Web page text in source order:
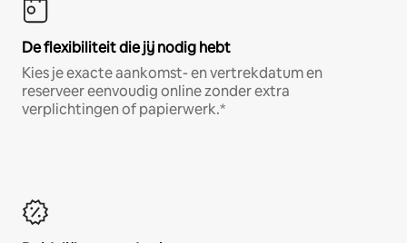
De flexibiliteit die jij nodig hebt
Kies je exacte aankomst- en vertrekdatum en
reserveer eenvoudig online zonder extra
verplichtingen of papierwerk.*